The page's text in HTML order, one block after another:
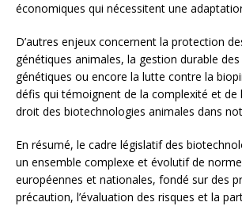
économiques qui nécessitent une
D’autres enjeux concernent la protection
génétiques animales, la gestion durable
génétiques ou encore la lutte contre la
défis qui témoignent de la complexité et de
droit des biotechnologies animales dans
En résumé, le cadre législatif des
un ensemble complexe et évolutif de
européennes et nationales, fondé sur des
précaution, l’évaluation des risques et la